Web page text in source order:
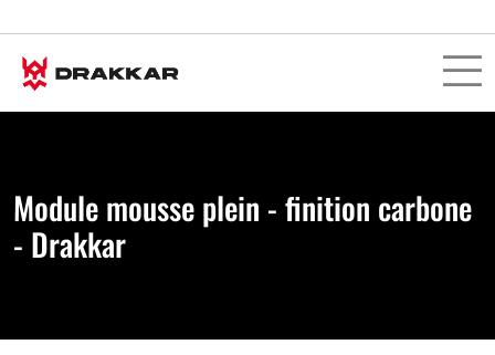
Module mousse plein - finition carbone
- Drakkar